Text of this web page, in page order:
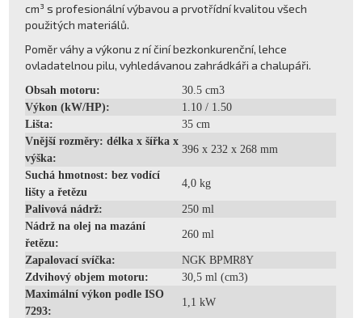
cm³ s profesionální výbavou a prvotřídní kvalitou všech
použitých materiálů.
Poměr váhy a výkonu z ní činí bezkonkurenční, lehce
ovladatelnou pilu, vyhledávanou zahrádkáři a chalupáři.
Obsah motoru:
30.5 cm3
Výkon (kW/HP):
1.10 / 1.50
Lišta:
35 cm
Vnější rozměry: délka x šířka x
výška:
396 x 232 x 268 mm
Suchá hmotnost: bez vodící
lišty a řetězu
4,0 kg
Palivová nádrž:
250 ml
Nádrž na olej na mazání
řetězu:
260 ml
Zapalovací svíčka:
NGK BPMR8Y
Zdvihový objem motoru:
30,5 ml (cm3)
Maximální výkon podle ISO
7293:
1,1 kW